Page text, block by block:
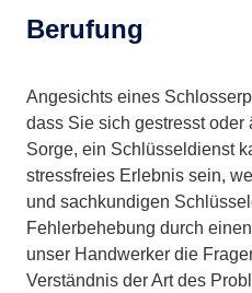
Berufung
Angesichts eines
dass Sie sich gestresst
Sorge, ein Schlüsseldienst
stressfreies Erlebnis sein,
und sachkundigen
Fehlerbehebung durch
unser Handwerker die
Verständnis der Art des